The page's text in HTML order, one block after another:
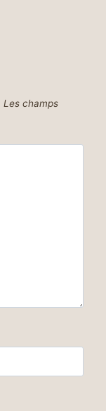
Les champs